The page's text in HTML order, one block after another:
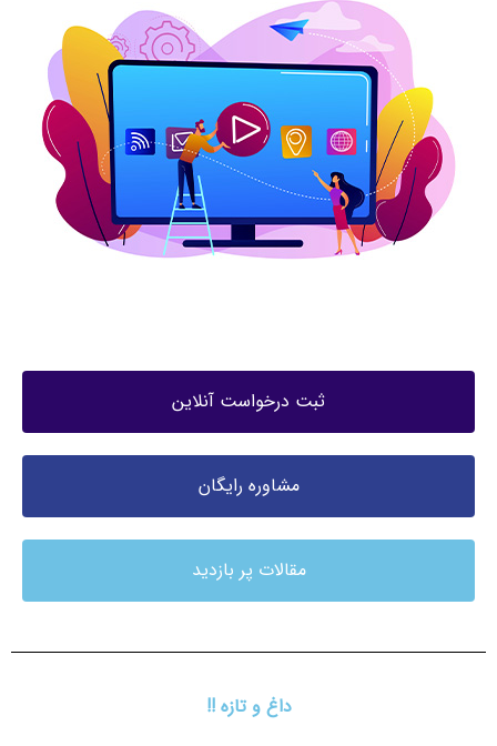
ثبت درخواست آنلاین
مشاوره رایگان
مقالات پر بازدید
داغ و تازه !!